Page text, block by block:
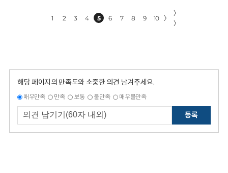
1 2 3 4 5 6 7 8 9 10 〉
〉
〉
해당 페이지의 만족도와 소중한 의견 남겨주세요.
매우만족 만족 보통 불만족 매우불만족
등록